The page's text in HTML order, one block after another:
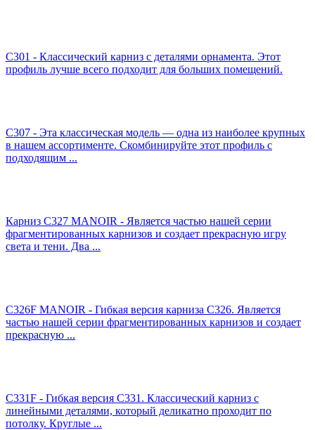
C301 - Классический карниз с деталями орнамента. Этот
профиль лучше всего подходит для больших помещений.
C307 - Эта классическая модель — одна из наиболее крупных
в нашем ассортименте. Скомбинируйте этот профиль с
подходящим ...
Карниз C327 MANOIR - Является частью нашей серии
фрагментированных карнизов и создает прекрасную игру
света и тени. Два ...
C326F MANOIR - Гибкая версия карниза C326. Является
частью нашей серии фрагментированных карнизов и создает
прекрасную ...
C331F - Гибкая версия C331. Классический карниз с
линейными деталями, который деликатно проходит по
потолку. Круглые ...